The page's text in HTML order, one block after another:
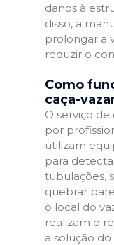
danos à
disso, a
prolongar a
reduzir o
Como
caça-
O serviço
por
utilizam
para
tubulações,
quebrar
o local do
realizam o
a solução